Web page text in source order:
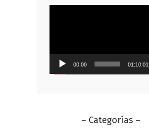
00:00 01:10:01
– Categorías –